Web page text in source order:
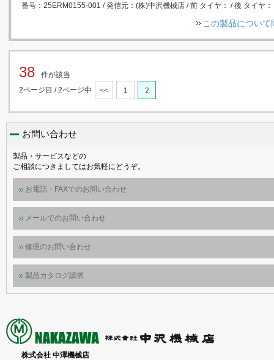
番号：25ERM0155-001 / 発信元：(株)中沢機械店 / 前 タイヤ： / 後 タイヤ：
この製品につい
38
件が該当
2ページ目 / 2ページ中
<< 1 2
お問い合わせ
製品・サービスなどの
ご相談につきましてはお気軽にどうぞ。
お電話・FAXでのお問い合わせ
メールでのお問い合わせ
修理のお問い合わせ
製品カタログ請求
株式会社 中澤機械店